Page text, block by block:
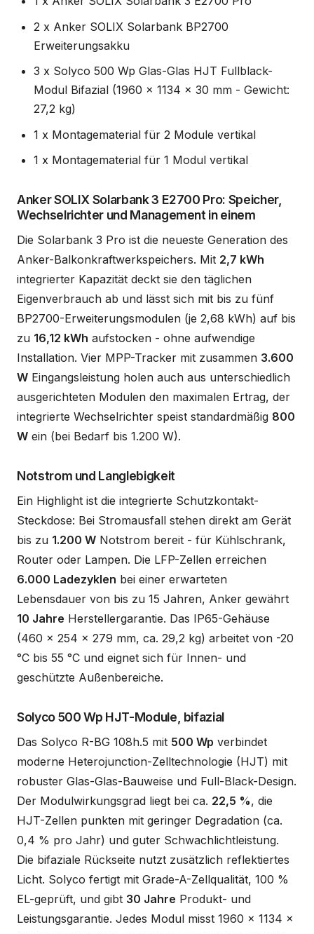
2 x Anker SOLIX Solarbank BP2700
Erweiterungsakku
3 x Solyco 500 Wp Glas-Glas HJT Fullblack-
Modul Bifazial (1960 x 1134 x 30 mm - Gewicht:
27,2 kg)
1 x Montagematerial für 2 Module vertikal
1 x Montagematerial für 1 Modul vertikal
Anker SOLIX Solarbank 3 E2700 Pro: Speicher,
Wechselrichter und Management in einem
Die Solarbank 3 Pro ist die neueste Generation des
Anker-Balkonkraftwerkspeichers. Mit 2,7 kWh
integrierter Kapazität deckt sie den täglichen
Eigenverbrauch ab und lässt sich mit bis zu fünf
BP2700-Erweiterungsmodulen (je 2,68 kWh) auf bis
zu 16,12 kWh aufstocken - ohne aufwendige
Installation. Vier MPP-Tracker mit zusammen 3.600
W Eingangsleistung holen auch aus unterschiedlich
ausgerichteten Modulen den maximalen Ertrag, der
integrierte Wechselrichter speist standardmäßig 800
W ein (bei Bedarf bis 1.200 W).
Notstrom und Langlebigkeit
Ein Highlight ist die integrierte Schutzkontakt-
Steckdose: Bei Stromausfall stehen direkt am Gerät
bis zu 1.200 W Notstrom bereit - für Kühlschrank,
Router oder Lampen. Die LFP-Zellen erreichen
6.000 Ladezyklen bei einer erwarteten
Lebensdauer von bis zu 15 Jahren, Anker gewährt
10 Jahre Herstellergarantie. Das IP65-Gehäuse
(460 x 254 x 279 mm, ca. 29,2 kg) arbeitet von -20
°C bis 55 °C und eignet sich für Innen- und
geschützte Außenbereiche.
Solyco 500 Wp HJT-Module, bifazial
Das Solyco R-BG 108h.5 mit 500 Wp verbindet
moderne Heterojunction-Zelltechnologie (HJT) mit
robuster Glas-Glas-Bauweise und Full-Black-Design.
Der Modulwirkungsgrad liegt bei ca. 22,5 %, die
HJT-Zellen punkten mit geringer Degradation (ca.
0,4 % pro Jahr) und guter Schwachlichtleistung.
Die bifaziale Rückseite nutzt zusätzlich reflektiertes
Licht. Solyco fertigt mit Grade-A-Zellqualität, 100 %
EL-geprüft, und gibt 30 Jahre Produkt- und
Leistungsgarantie. Jedes Modul misst 1960 x 1134 x